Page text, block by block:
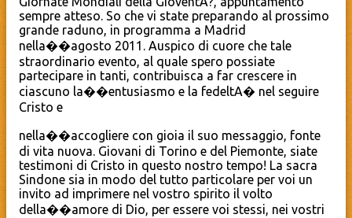
sempre atteso. So che vi state preparando al prossimo
grande raduno, in programma a Madrid
nella��agosto 2011. Auspico di cuore che tale
straordinario evento, al quale spero possiate
partecipare in tanti, contribuisca a far crescere in
ciascuno la��entusiasmo e la fedeltA� nel seguire
Cristo e
nella��accogliere con gioia il suo messaggio, fonte
di vita nuova. Giovani di Torino e del Piemonte, siate
testimoni di Cristo in questo nostro tempo! La sacra
Sindone sia in modo del tutto particolare per voi un
invito ad imprimere nel vostro spirito il volto
della��amore di Dio, per essere voi stessi, nei vostri